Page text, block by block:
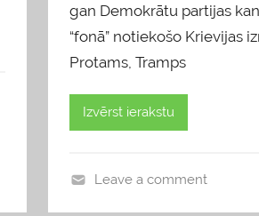
gan Demokrātu partijas
“fonā” notiekošo Krievijas
Protams, Tramps
Izvērst ierakstu
Leave a comment